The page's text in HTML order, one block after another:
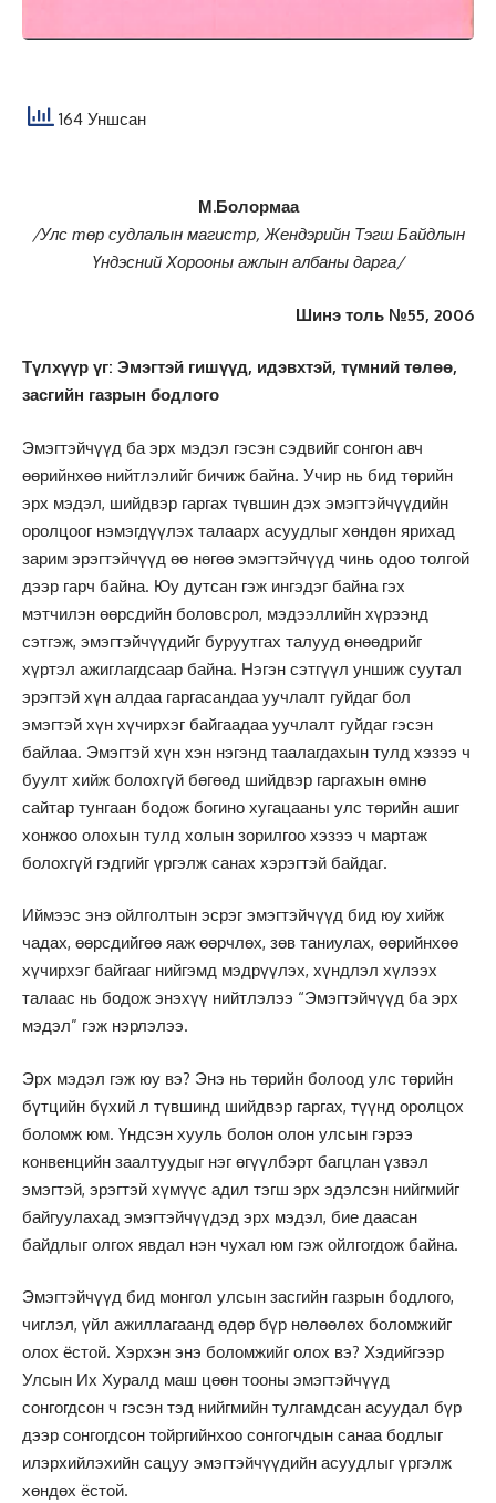
164 Уншсан
М.Болормаа
/Улс төр судлалын магистр, Жендэрийн Тэгш Байдлын
Үндэсний Хорооны ажлын албаны дарга/
Шинэ толь №55, 2006
Түлхүүр үг: Эмэгтэй гишүүд, идэвхтэй, түмний төлөө,
засгийн газрын бодлого
Эмэгтэйчүүд ба эрх мэдэл гэсэн сэдвийг сонгон авч
өөрийнхөө нийтлэлийг бичиж байна. Учир нь бид төрийн
эрх мэдэл, шийдвэр гаргах түвшин дэх эмэгтэйчүүдийн
оролцоог нэмэгдүүлэх талаарх асуудлыг хөндөн ярихад
зарим эрэгтэйчүүд өө нөгөө эмэгтэйчүүд чинь одоо толгой
дээр гарч байна. Юу дутсан гэж ингэдэг байна гэх
мэтчилэн өөрсдийн боловсрол, мэдээллийн хүрээнд
сэтгэж, эмэгтэйчүүдийг буруутгах талууд өнөөдрийг
хүртэл ажиглагдсаар байна. Нэгэн сэтгүүл уншиж суутал
эрэгтэй хүн алдаа гаргасандаа уучлалт гуйдаг бол
эмэгтэй хүн хүчирхэг байгаадаа уучлалт гуйдаг гэсэн
байлаа. Эмэгтэй хүн хэн нэгэнд таалагдахын тулд хэзээ ч
буулт хийж болохгүй бөгөөд шийдвэр гаргахын өмнө
сайтар тунгаан бодож богино хугацааны улс төрийн ашиг
хонжоо олохын тулд холын зорилгоо хэзээ ч мартаж
болохгүй гэдгийг үргэлж санах хэрэгтэй байдаг.
Иймээс энэ ойлголтын эсрэг эмэгтэйчүүд бид юу хийж
чадах, өөрсдийгөө яаж өөрчлөх, зөв таниулах, өөрийнхөө
хүчирхэг байгааг нийгэмд мэдрүүлэх, хүндлэл хүлээх
талаас нь бодож энэхүү нийтлэлээ “Эмэгтэйчүүд ба эрх
мэдэл” гэж нэрлэлээ.
Эрх мэдэл гэж юу вэ? Энэ нь төрийн болоод улс төрийн
бүтцийн бүхий л түвшинд шийдвэр гаргах, түүнд оролцох
боломж юм. Үндсэн хууль болон олон улсын гэрээ
конвенцийн заалтуудыг нэг өгүүлбэрт багцлан үзвэл
эмэгтэй, эрэгтэй хүмүүс адил тэгш эрх эдэлсэн нийгмийг
байгуулахад эмэгтэйчүүдэд эрх мэдэл, бие даасан
байдлыг олгох явдал нэн чухал юм гэж ойлгогдож байна.
Эмэгтэйчүүд бид монгол улсын засгийн газрын бодлого,
чиглэл, үйл ажиллагаанд өдөр бүр нөлөөлөх боломжийг
олох ёстой. Хэрхэн энэ боломжийг олох вэ? Хэдийгээр
Улсын Их Хуралд маш цөөн тооны эмэгтэйчүүд
сонгогдсон ч гэсэн тэд нийгмийн тулгамдсан асуудал бүр
дээр сонгогдсон тойргийнхоо сонгогчдын санаа бодлыг
илэрхийлэхийн сацуу эмэгтэйчүүдийн асуудлыг үргэлж
хөндөх ёстой.